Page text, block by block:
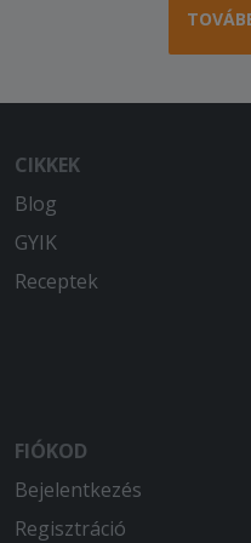
CIKKEK
Blog
GYIK
Receptek
FIÓKOD
Bejelentkezés
Regisztráció